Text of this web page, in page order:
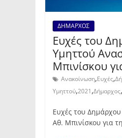
ΔΗΜΑΡΧΟΣ
Ευχές του
Υμηττού
Μπινίσκου
Ανακοίνωση,Ευχές,
Υμηττού,2021,Δήμαρχος,
Ευχές του
Αθ. Μπινίσκου για